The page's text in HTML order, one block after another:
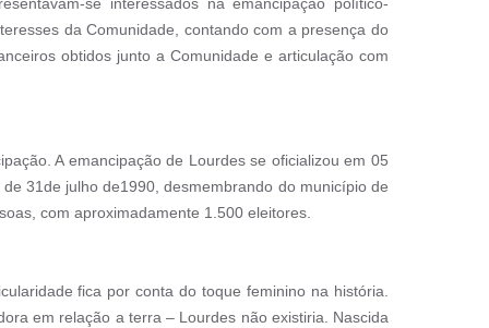
da Comunidade, contando com a presença do
obtidos junto a Comunidade e articulação com
A emancipação de Lourdes se oficializou em 05
31de julho de1990, desmembrando do município de
com aproximadamente 1.500 eleitores.
fica por conta do toque feminino na história.
em relação a terra – Lourdes não existiria. Nascida